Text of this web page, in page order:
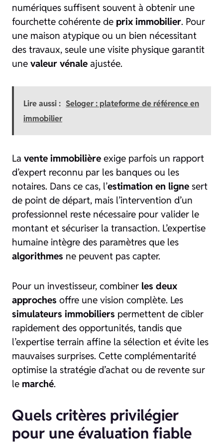
numériques suffisent souvent à obtenir une
fourchette cohérente de prix immobilier. Pour
une maison atypique ou un bien nécessitant
des travaux, seule une visite physique garantit
une valeur vénale ajustée.
Lire aussi : Seloger : plateforme de référence en
immobilier
La vente immobilière exige parfois un rapport
d’expert reconnu par les banques ou les
notaires. Dans ce cas, l’estimation en ligne sert
de point de départ, mais l’intervention d’un
professionnel reste nécessaire pour valider le
montant et sécuriser la transaction. L’expertise
humaine intègre des paramètres que les
algorithmes ne peuvent pas capter.
Pour un investisseur, combiner les deux
approches offre une vision complète. Les
simulateurs immobiliers permettent de cibler
rapidement des opportunités, tandis que
l’expertise terrain affine la sélection et évite les
mauvaises surprises. Cette complémentarité
optimise la stratégie d’achat ou de revente sur
le marché.
Quels critères privilégier
pour une évaluation fiable